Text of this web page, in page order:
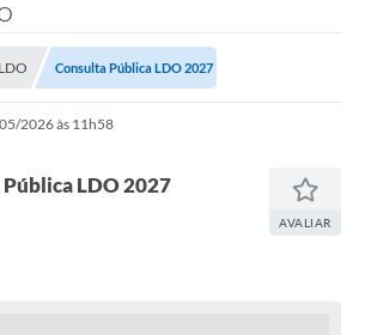
Consulta Pública LDO 2027
2026 às 11h58
LDO 2027
AVALIAR